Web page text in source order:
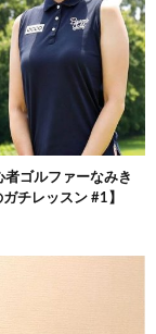
ゴルファーなみき
チレッスン #1】